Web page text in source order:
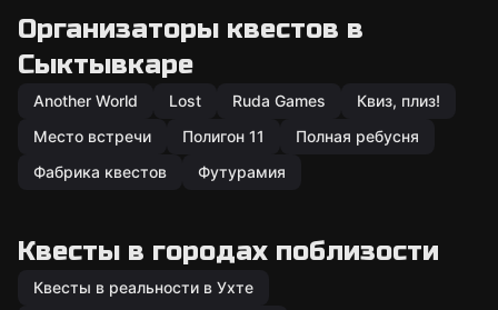
Организаторы квестов в
Сыктывкаре
Another World Lost Ruda Games
Квиз, плиз!
Место встречи
Полигон 11
Полная ребусня
Фабрика квестов
Футурамия
Квесты в городах поблизости
Квесты в реальности в Ухте